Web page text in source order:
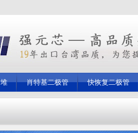
肖特基二极管 快恢复二极管